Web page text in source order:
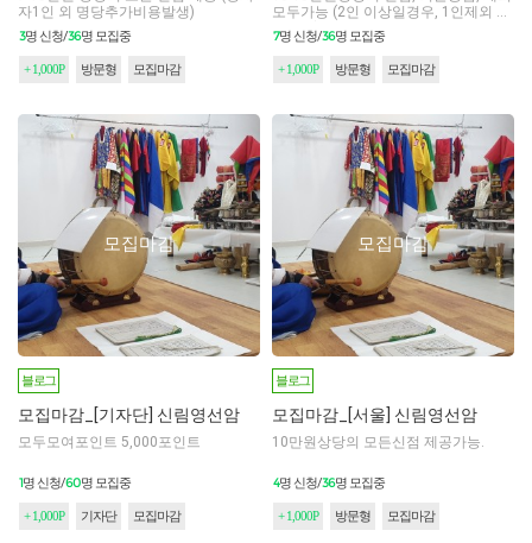
자1인 외 명당추가비용발생)
3명 신청/36명 모집중
+ 1,000P 방문형 모집마감
모두가능 (2인 이상일경우, 1인제외 비
용발생)
7명 신청/36명 모집중
+ 1,000P 방문형 모집마감
모집마감
블로그
모집마감_[기자단] 신림영선암
모두모여포인트 5,000포인트
1명 신청/60명 모집중
+ 1,000P 기자단 모집마감
모집마감
블로그
모집마감_[서울] 신림영선암
10만원상당의 모든신점 제공가능.
4명 신청/36명 모집중
+ 1,000P 방문형 모집마감